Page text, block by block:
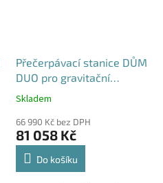
Přečerpávací stanice DŮM
DUO pro gravitační
kanalizace samonosná -
Průměrné
produktu
je
5,0
Skladem
66 990 Kč bez DPH
81 058 Kč
Do košíku